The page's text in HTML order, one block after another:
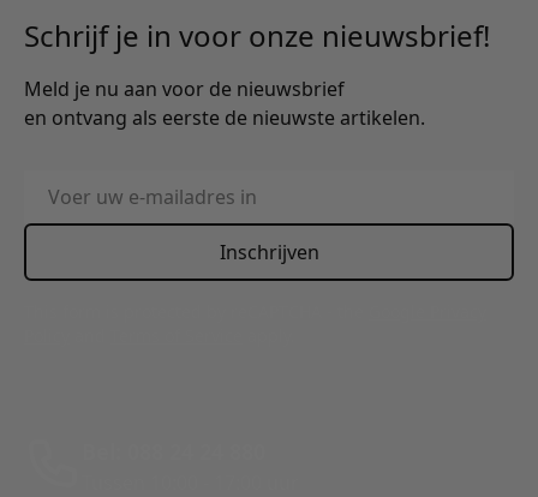
Schrijf je in voor onze nieuwsbrief!
Meld je nu aan voor de nieuwsbrief
en ontvang als eerste de nieuwste artikelen.
E-mailadres
Inschrijven